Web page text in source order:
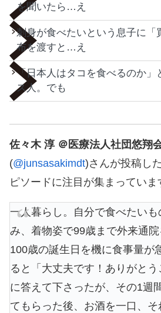
を聞いたら…え
刺身が食べたいという息子に「
布を渡すと…え
「日本人はタコを食べるのか」
ス人。でも
佐々木 淳 ＠医療法人社団悠翔
(@junsasakimdt)さんが投稿し
ピソードに注目が集まっていま
一人暮らし。自分で食べたい
み、着物姿で99歳まで外来通院
100歳の誕生日を機に食事量が
ると「大丈夫です！ありがと
に答えて下さったが、その1週
てもらった後、お酒を一口、